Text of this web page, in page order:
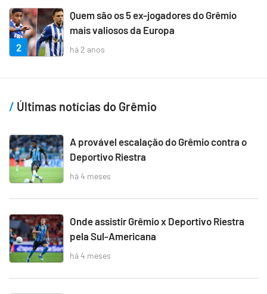
2
Quem são os 5 ex-jogadores do Grêmio
mais valiosos da Europa
há 2 anos
Últimas notícias do Grêmio
A provável escalação do Grêmio contra o
Deportivo Riestra
há 4 meses
Onde assistir Grêmio x Deportivo Riestra
pela Sul-Americana
há 4 meses